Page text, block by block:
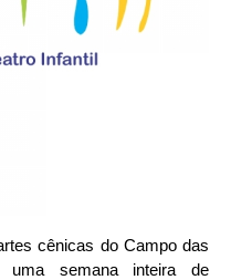
cênicas do Campo das
uma semana inteira de